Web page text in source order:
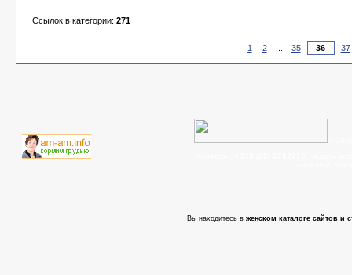
Ссылок в категории: 271
1 2 35 37
Вы находитесь в женском каталоге сайтов и